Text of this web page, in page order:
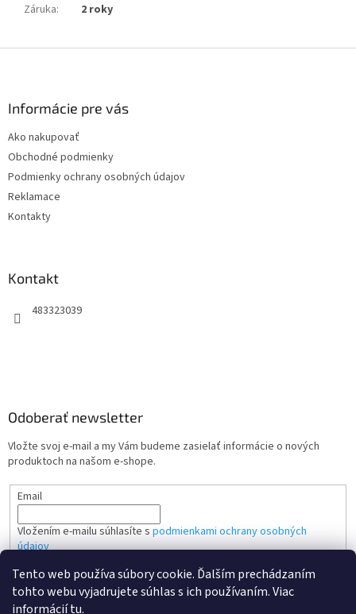
Tento web používa súbory cookie. Ďalším prechádzaním
tohto webu vyjadrujete súhlas s ich používaním. Viac
informáciítu.
Záruka: 2 roky
Informácie pre vás
Ako nakupovať
Obchodné podmienky
Podmienky ochrany osobných údajov
Reklamace
Kontakty
Kontakt
483323039
Odoberať newsletter
Vložte svoj e-mail a my Vám budeme zasielať informácie o nových
produktoch na našom e-shope.
Email
Vložením e-mailu súhlasíte s podmienkami ochrany osobných
údajov
PRIHLÁSIŤ SA